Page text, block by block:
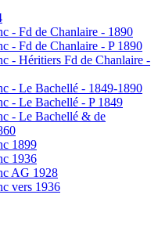
- Fd de Chanlaire - 1890
- Fd de Chanlaire - P 1890
- Héritiers Fd de Chanlaire -
- Le Bachellé - 1849-1890
- Le Bachellé - P 1849
- Le Bachellé & de
1899
1936
AG 1928
vers 1936